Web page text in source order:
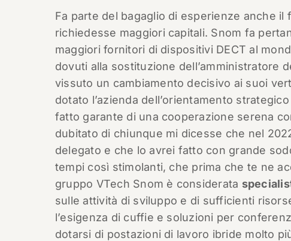
Fa parte del bagaglio di esperienze anche
richiedesse maggiori capitali. Snom fa
maggiori fornitori di dispositivi DECT al
dovuti alla sostituzione dell’amministratore
vissuto un cambiamento decisivo ai suoi
dotato l’azienda dell’orientamento
fatto garante di una cooperazione serena
dubitato di chiunque mi dicesse che nel
delegato e che lo avrei fatto con grande
tempi così stimolanti, che prima che te ne
gruppo VTech Snom è considerata
sulle attività di sviluppo e di sufficienti
l’esigenza di cuffie e soluzioni per
dotarsi di postazioni di lavoro ibride molto